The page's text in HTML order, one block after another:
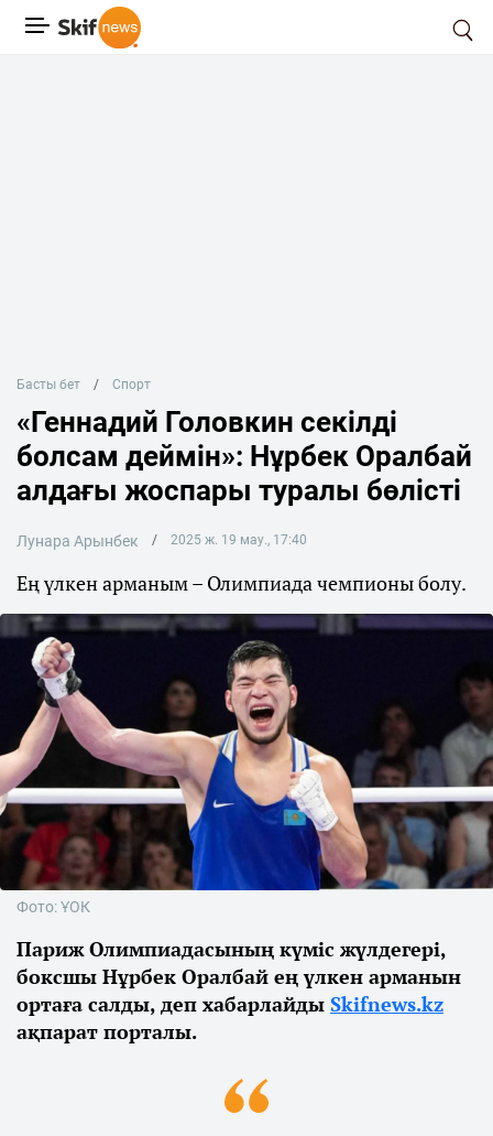
Басты бет Спорт
«Геннадий Головкин секілді
болсам деймін»: Нұрбек Оралбай
алдағы жоспары туралы бөлісті
Лунара Арынбек 2025 ж. 19 мау., 17:40
Ең үлкен арманым – Олимпиада чемпионы болу.
Фото: ҰОК
Париж Олимпиадасының күміс жүлдегері,
боксшы Нұрбек Оралбай ең үлкен арманын
ортаға салды, деп хабарлайды Skifnews.kz
ақпарат порталы.